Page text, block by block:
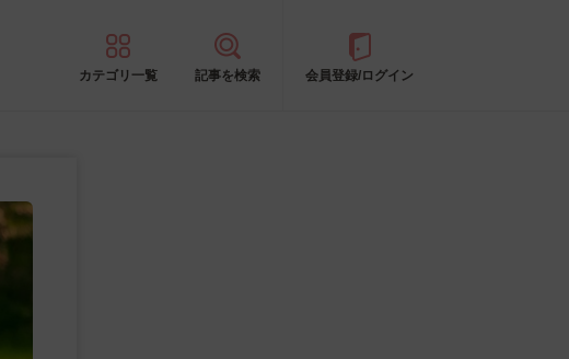
カテゴリ一覧 記事を検索 会員登録/ログイン